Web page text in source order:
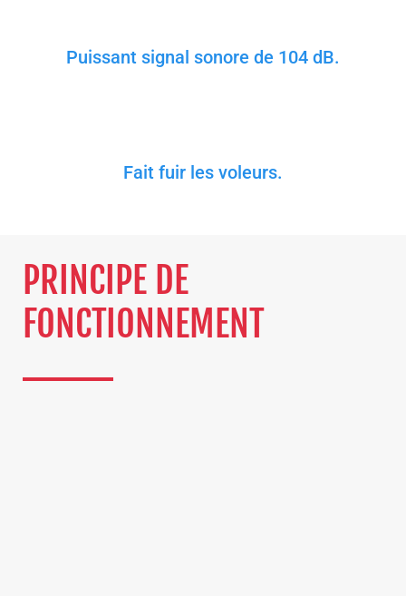
Puissant signal sonore de 104 dB.
Fait fuir les voleurs.
PRINCIPE DE
FONCTIONNEMENT